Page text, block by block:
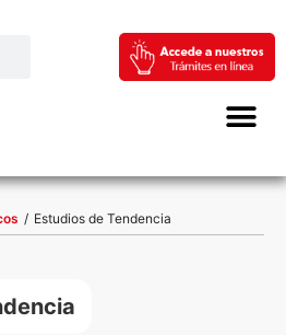
herramientas
/ Estudios de Tendencia